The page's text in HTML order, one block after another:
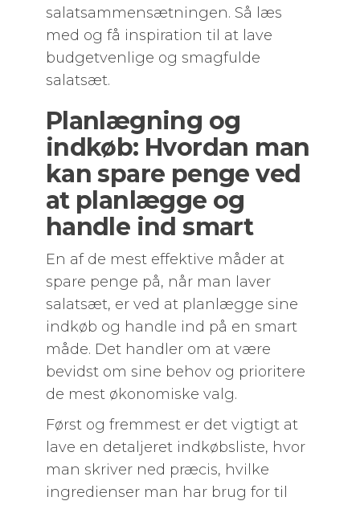
salatsammensætningen. Så læs
med og få inspiration til at lave
budgetvenlige og smagfulde
salatsæt.
Planlægning og
indkøb: Hvordan man
kan spare penge ved
at planlægge og
handle ind smart
En af de mest effektive måder at
spare penge på, når man laver
salatsæt, er ved at planlægge sine
indkøb og handle ind på en smart
måde. Det handler om at være
bevidst om sine behov og prioritere
de mest økonomiske valg.
Først og fremmest er det vigtigt at
lave en detaljeret indkøbsliste, hvor
man skriver ned præcis, hvilke
ingredienser man har brug for til